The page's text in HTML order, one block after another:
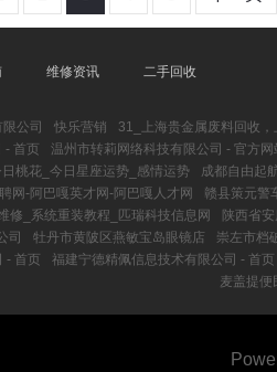
维修资讯 二手回收
公司 快乐营销 31_上海贵金属废料回收
- 首页
温州市转莉网络科技有限公司 - 官方网
桃花_今日星座运势_感情运势
成都自由起
网-阿巴嘎英才网-阿巴嘎人才网
赣县策元警
修_系统重装教程_匹瑞科技信息网
陕西省
司
牡丹市黄陂区燕敏宝岛眼镜店 崇左市档
- 首页
福建宁德精佩信息技术有限公司 - 首页
麦盖提便